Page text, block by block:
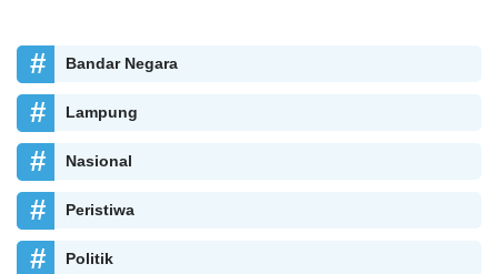
Bandar Negara
Lampung
Nasional
Peristiwa
Politik